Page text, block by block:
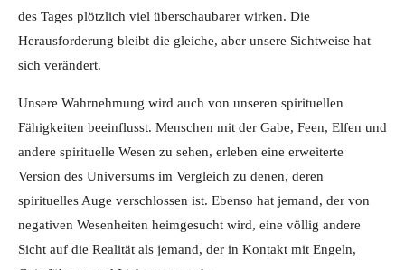
des Tages plötzlich viel überschaubarer wirken. Die
Herausforderung bleibt die gleiche, aber unsere Sichtweise hat
sich verändert.
Unsere Wahrnehmung wird auch von unseren spirituellen
Fähigkeiten beeinflusst. Menschen mit der Gabe, Feen, Elfen und
andere spirituelle Wesen zu sehen, erleben eine erweiterte
Version des Universums im Vergleich zu denen, deren
spirituelles Auge verschlossen ist. Ebenso hat jemand, der von
negativen Wesenheiten heimgesucht wird, eine völlig andere
Sicht auf die Realität als jemand, der in Kontakt mit Engeln,